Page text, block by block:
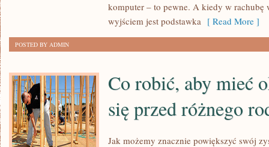
SWÓJ
KOMPUTER?
komputer – to pewne. A kiedy w rachubę
wyjściem jest podstawka [ Read More ]
POSTED BY ADMIN
Co robić, aby mieć
się przed różnego
Jak możemy znacznie powiększyć swój